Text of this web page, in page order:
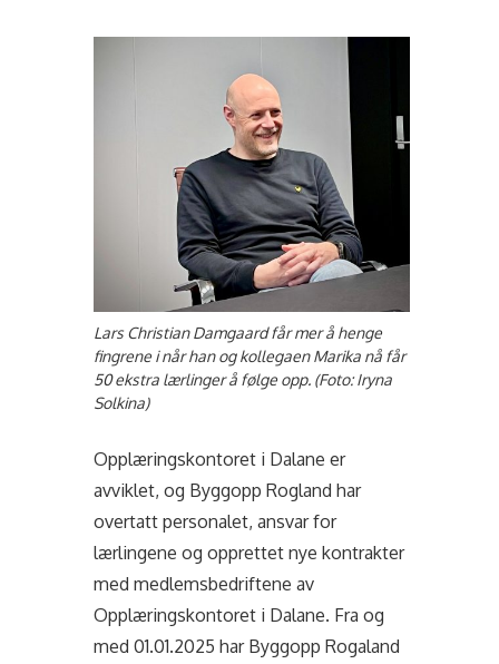
Lars Christian Damgaard får mer å henge
fingrene i når han og kollegaen Marika nå får
50 ekstra lærlinger å følge opp. (Foto: Iryna
Solkina)
Opplæringskontoret i Dalane er
avviklet, og Byggopp Rogland har
overtatt personalet, ansvar for
lærlingene og opprettet nye kontrakter
med medlemsbedriftene av
Opplæringskontoret i Dalane. Fra og
med 01.01.2025 har Byggopp Rogaland